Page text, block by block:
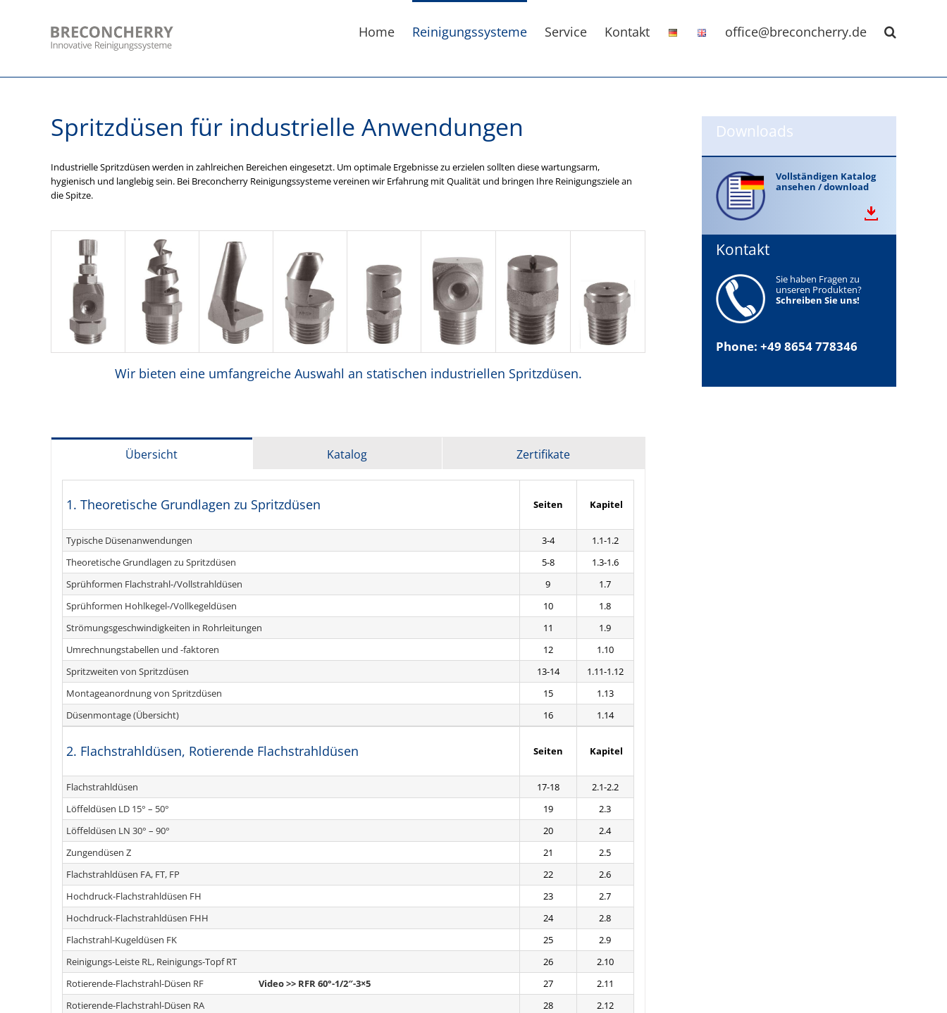
Home Reinigungssysteme Service Kontakt office@breconcherry.de
Spritzdüsen für industrielle Anwendungen
Industrielle Spritzdüsen werden in zahlreichen Bereichen eingesetzt. Um optimale Ergebnisse zu erzielen sollten diese wartungsarm,
hygienisch und langlebig sein. Bei Breconcherry Reinigungssysteme vereinen wir Erfahrung mit Qualität und bringen Ihre Reinigungsziele an
die Spitze.
Wir bieten eine umfangreiche Auswahl an statischen industriellen Spritzdüsen.
Übersicht Katalog Zertifikate
1. Theoretische Grundlagen zu Spritzdüsen Seiten Kapitel
Typische Düsenanwendungen 3-4
1.1-1.2
Theoretische Grundlagen zu Spritzdüsen
5-8
1.3-1.6
Sprühformen Flachstrahl-/Vollstrahldüsen
9
1.7
Sprühformen Hohlkegel-/Vollkegeldüsen
10
1.8
Strömungsgeschwindigkeiten in Rohrleitungen
11
1.9
Umrechnungstabellen und -faktoren
12
1.10
Spritzweiten von Spritzdüsen
13-14
1.11-1.12
Montageanordnung von Spritzdüsen
15
1.13
Düsenmontage (Übersicht)
16 1.14
2. Flachstrahldüsen, Rotierende Flachstrahldüsen Seiten Kapitel
Flachstrahldüsen 17-18
2.1-2.2
Löffeldüsen LD 15° – 50°
19
2.3
Löffeldüsen LN 30° – 90°
20
2.4
Zungendüsen Z
21
2.5
Flachstrahldüsen FA, FT, FP
22
2.6
Hochdruck-Flachstrahldüsen FH
23
2.7
Hochdruck-Flachstrahldüsen FHH
24
2.8
Flachstrahl-Kugeldüsen FK
25
2.9
Reinigungs-Leiste RL, Reinigungs-Topf RT
26
2.10
Rotierende-Flachstrahl-Düsen RF
Video >> RFR 60°-1/2″-3×5 27
2.11
Rotierende-Flachstrahl-Düsen RA
28
2.12
Downloads
Vollständigen Katalog
ansehen / download
Kontakt
Sie haben Fragen zu
unseren Produkten?
Schreiben Sie uns!
Phone: +49 8654 778346